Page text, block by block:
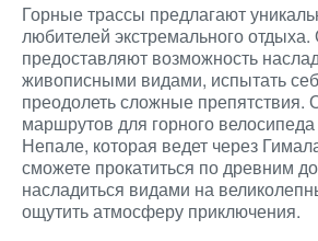
Горные трассы предлагают
любителей экстремального отдыха.
предоставляют возможность
живописными видами, испытать
преодолеть сложные препятствия.
маршрутов для горного
Непале, которая ведет через
сможете прокатиться по древним
насладиться видами на
ощутить атмосферу приключения.